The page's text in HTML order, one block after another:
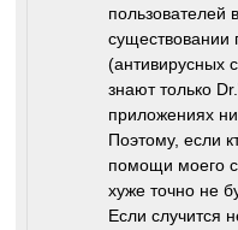
пользователей
существовании
(антивирусных
знают только
приложениях
Поэтому, если
помощи моего
хуже точно не
Если случится